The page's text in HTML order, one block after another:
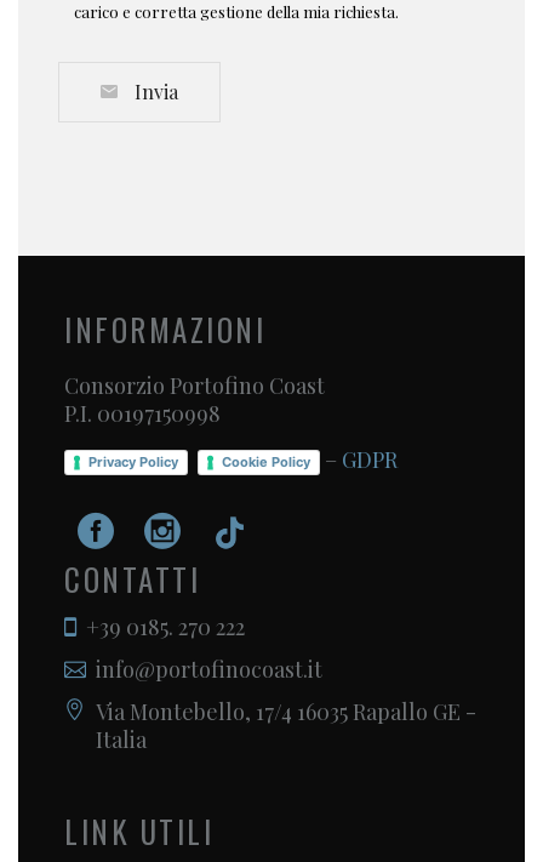
carico e corretta gestione della mia richiesta.
Invia
INFORMAZIONI
Consorzio Portofino Coast
P.I. 00197150998
Privacy Policy Cookie Policy – GDPR
CONTATTI
+39 0185. 270 222
info@portofinocoast.it
Via Montebello, 17/4 16035 Rapallo GE -
Italia
LINK UTILI